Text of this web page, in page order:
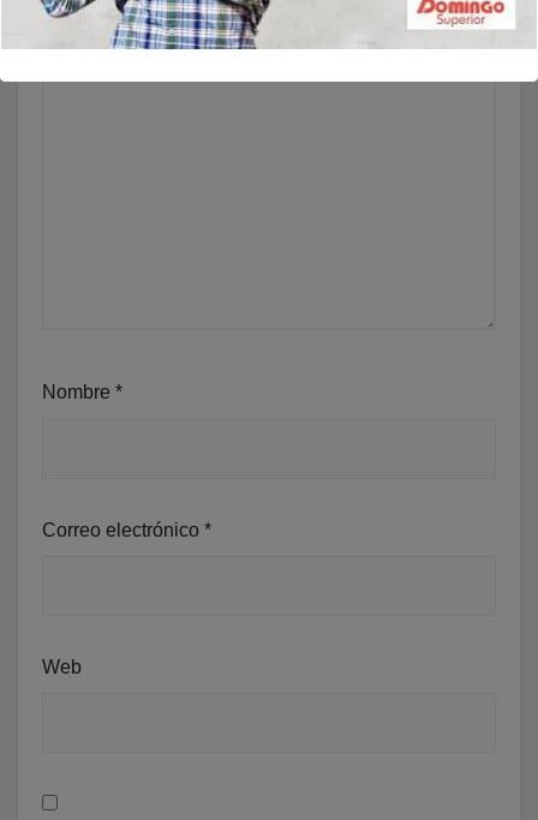
Nombre *
Correo electrónico *
Web